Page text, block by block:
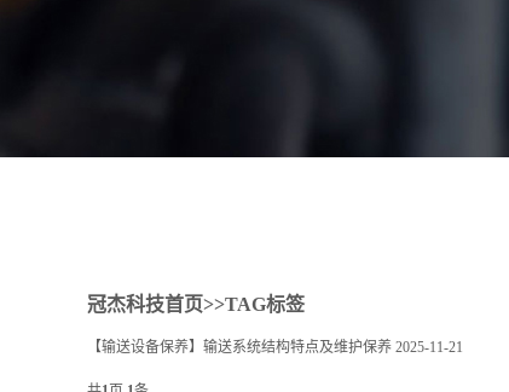
冠杰科技首页>>TAG标签
【输送设备保养】输送系统结构特点及维护保养 2025-11-21